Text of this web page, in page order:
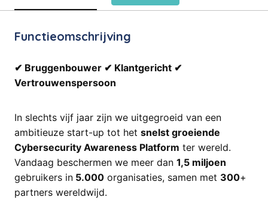
Functieomschrijving
✔ Bruggenbouwer ✔ Klantgericht ✔
Vertrouwenspersoon
In slechts vijf jaar zijn we uitgegroeid van een
ambitieuze start-up tot het snelst groeiende
Cybersecurity Awareness Platform ter wereld.
Vandaag beschermen we meer dan 1,5 miljoen
gebruikers in 5.000 organisaties, samen met 300+
partners wereldwijd.